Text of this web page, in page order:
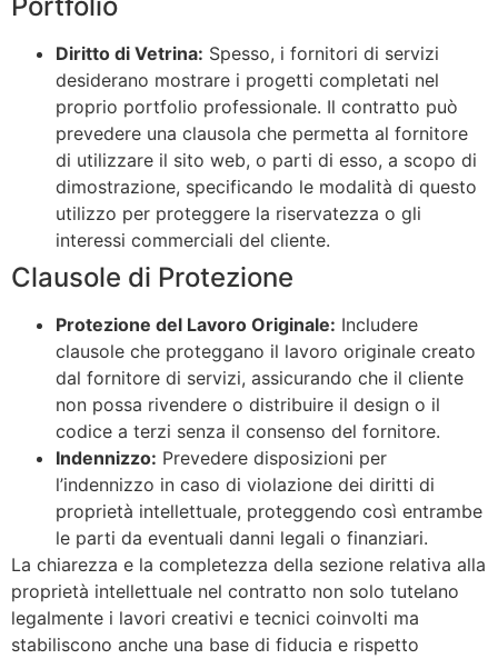
Diritto di Vetrina: Spesso, i fornitori di servizi
desiderano mostrare i progetti completati nel
proprio portfolio professionale. Il contratto può
prevedere una clausola che permetta al fornitore
di utilizzare il sito web, o parti di esso, a scopo di
dimostrazione, specificando le modalità di questo
utilizzo per proteggere la riservatezza o gli
interessi commerciali del cliente.
Clausole di Protezione
Protezione del Lavoro Originale: Includere
clausole che proteggano il lavoro originale creato
dal fornitore di servizi, assicurando che il cliente
non possa rivendere o distribuire il design o il
codice a terzi senza il consenso del fornitore.
Indennizzo: Prevedere disposizioni per
l’indennizzo in caso di violazione dei diritti di
proprietà intellettuale, proteggendo così entrambe
le parti da eventuali danni legali o finanziari.
La chiarezza e la completezza della sezione relativa alla
proprietà intellettuale nel contratto non solo tutelano
legalmente i lavori creativi e tecnici coinvolti ma
stabiliscono anche una base di fiducia e rispetto